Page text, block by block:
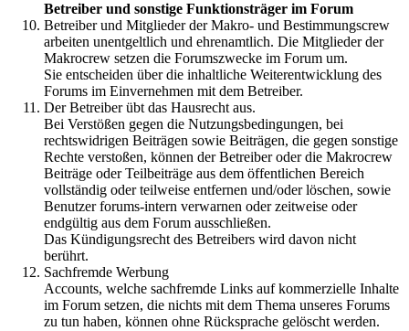
Betreiber und sonstige Funktionsträger im Forum
Betreiber und Mitglieder der Makro- und Bestimmungscrew
arbeiten unentgeltlich und ehrenamtlich. Die Mitglieder der
Makrocrew setzen die Forumszwecke im Forum um.
Sie entscheiden über die inhaltliche Weiterentwicklung des
Forums im Einvernehmen mit dem Betreiber.
Der Betreiber übt das Hausrecht aus.
Bei Verstößen gegen die Nutzungsbedingungen, bei
rechtswidrigen Beiträgen sowie Beiträgen, die gegen sonstige
Rechte verstoßen, können der Betreiber oder die Makrocrew
Beiträge oder Teilbeiträge aus dem öffentlichen Bereich
vollständig oder teilweise entfernen und/oder löschen, sowie
Benutzer forums-intern verwarnen oder zeitweise oder
endgültig aus dem Forum ausschließen.
Das Kündigungsrecht des Betreibers wird davon nicht
berührt.
Sachfremde Werbung
Accounts, welche sachfremde Links auf kommerzielle Inhalte
im Forum setzen, die nichts mit dem Thema unseres Forums
zu tun haben, können ohne Rücksprache gelöscht werden.